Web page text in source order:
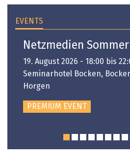
EVENTS
Netzmedien
19. August 2026 - 18:00 bis
Seminarhotel Bocken,
Horgen
PREMIUM EVENT